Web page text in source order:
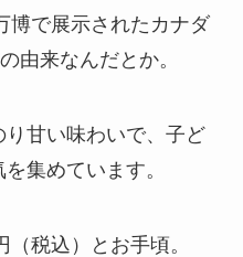
博で展示されたカナダ
由来なんだとか。
甘い味わいで、子ど
集めています。
税込）とお手頃。